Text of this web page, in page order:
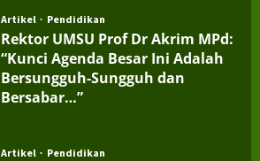
Artikel Pendidikan
Rektor UMSU Prof Dr Akrim MPd:
“Kunci Agenda Besar Ini Adalah
Bersungguh-Sungguh dan
Bersabar…”
Artikel Pendidikan